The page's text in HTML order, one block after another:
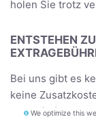
holen Sie trotz
ENTSTEHEN
Bei uns gibt es
keine
Ankunftsfluges
We optimize this